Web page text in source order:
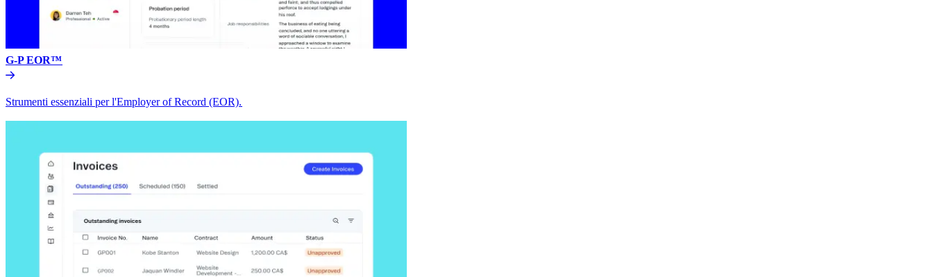
G-P EOR™​​
Strumenti essenziali per l'Employer of Record (EOR).​​